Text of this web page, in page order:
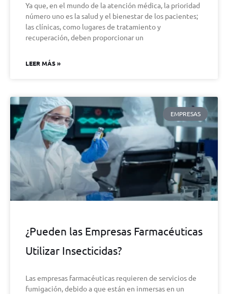
Ya que, en el mundo de la atención médica, la prioridad
número uno es la salud y el bienestar de los pacientes;
las clínicas, como lugares de tratamiento y
recuperación, deben proporcionar un
LEER MÁS »
EMPRESAS
¿Pueden las Empresas Farmacéuticas
Utilizar Insecticidas?
Las empresas farmacéuticas requieren de servicios de
fumigación, debido a que están en inmersas en un